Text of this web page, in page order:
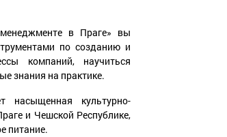
в Праге» вы
по созданию и
компаний, научиться
знания на практике.
насыщенная культурно-
и Чешской Республике,
питание.